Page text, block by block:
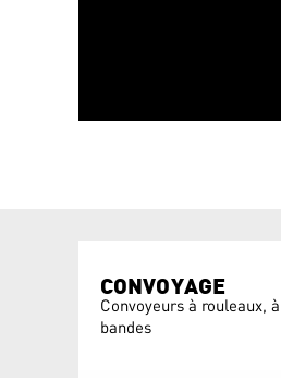
CONVOYAGE
Convoyeurs à rouleaux,
bandes